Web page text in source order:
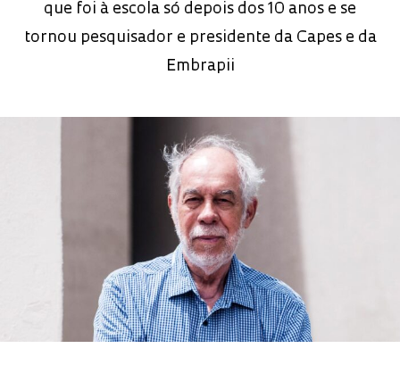
que foi à escola só depois dos 10 anos e se
tornou pesquisador e presidente da Capes e da
Embrapii